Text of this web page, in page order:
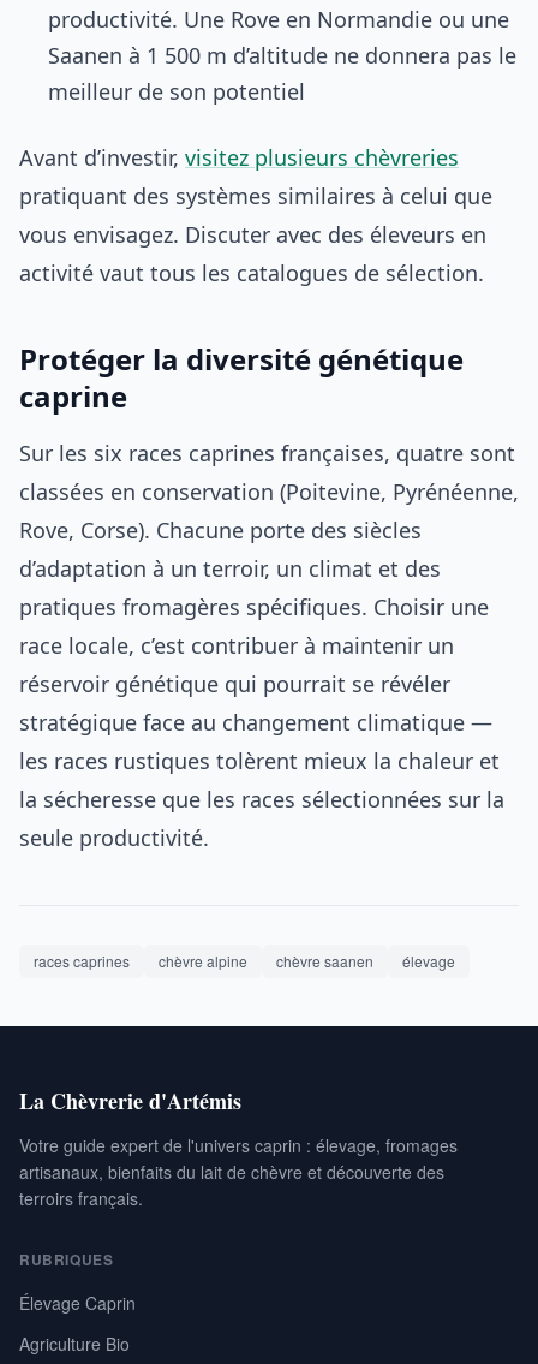
productivité. Une Rove en Normandie ou une
Saanen à 1 500 m d’altitude ne donnera pas le
meilleur de son potentiel
Avant d’investir, visitez plusieurs chèvreries
pratiquant des systèmes similaires à celui que
vous envisagez. Discuter avec des éleveurs en
activité vaut tous les catalogues de sélection.
Protéger la diversité génétique
caprine
Sur les six races caprines françaises, quatre sont
classées en conservation (Poitevine, Pyrénéenne,
Rove, Corse). Chacune porte des siècles
d’adaptation à un terroir, un climat et des
pratiques fromagères spécifiques. Choisir une
race locale, c’est contribuer à maintenir un
réservoir génétique qui pourrait se révéler
stratégique face au changement climatique —
les races rustiques tolèrent mieux la chaleur et
la sécheresse que les races sélectionnées sur la
seule productivité.
races caprines chèvre alpine chèvre saanen élevage
La Chèvrerie d'Artémis
Votre guide expert de l'univers caprin : élevage, fromages
artisanaux, bienfaits du lait de chèvre et découverte des
terroirs français.
RUBRIQUES
Élevage Caprin
Agriculture Bio